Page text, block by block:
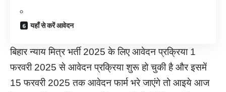
यहाँ से करें आवेदन
बिहार न्याय मित्र भर्ती 2025 के लिए आवेदन प्रक्रिया 1
फरवरी 2025 से आवेदन प्रक्रिया शुरू हो चुकी है और इसमें
15 फरवरी 2025 तक आवेदन फार्म भरे जाएंगे तो आइये आज